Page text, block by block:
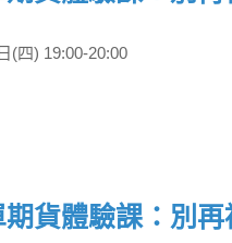
(四) 19:00-20:00